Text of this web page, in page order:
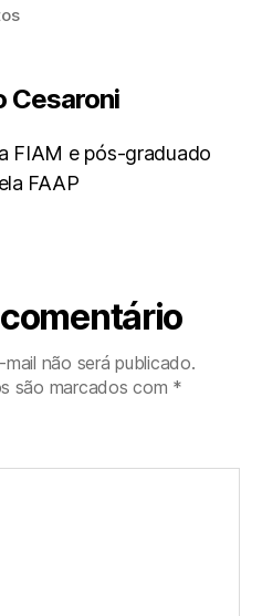
l
Cesaroni
FIAM e pós-graduado
FAAP
não será publicado.
são marcados com *